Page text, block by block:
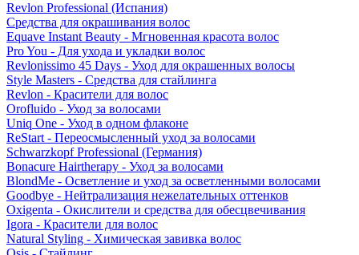
Revlon Professional (Испания)
Средства для окрашивания волос
Equave Instant Beauty - Мгновенная красота волос
Pro You - Для ухода и укладки волос
Revlonissimo 45 Days - Уход для окрашенных волосы
Style Masters - Средства для стайлинга
Revlon - Красители для волос
Orofluido - Уход за волосами
Uniq One - Уход в одном флаконе
ReStart - Переосмысленный уход за волосами
Schwarzkopf Professional (Германия)
Bonacure Hairtherapy - Уход за волосами
BlondMe - Осветление и уход за осветленными волосами
Goodbye - Нейтрализация нежелательных оттенков
Oxigenta - Окислители и средства для обесцвечивания
Igora - Красители для волос
Natural Styling - Химическая завивка волос